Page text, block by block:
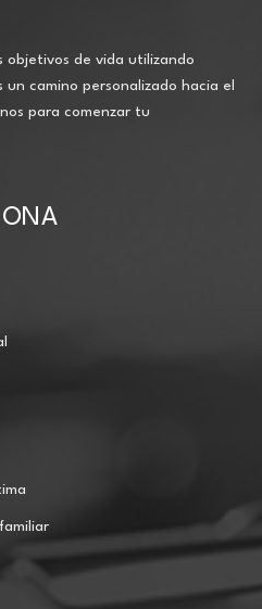
objetivos de vida utilizando
camino personalizado hacia el
para comenzar tu